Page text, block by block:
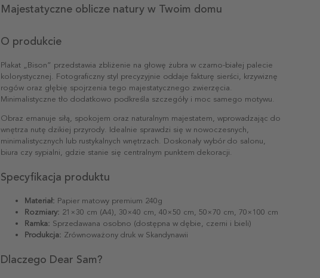
Majestatyczne oblicze natury w Twoim domu
O produkcie
Plakat „Bison” przedstawia zbliżenie na głowę żubra w czarno-białej palecie
kolorystycznej. Fotograficzny styl precyzyjnie oddaje fakturę sierści, krzywiznę
rogów oraz głębię spojrzenia tego majestatycznego zwierzęcia.
Minimalistyczne tło dodatkowo podkreśla szczegóły i moc samego motywu.
Obraz emanuje siłą, spokojem oraz naturalnym majestatem, wprowadzając do
wnętrza nutę dzikiej przyrody. Idealnie sprawdzi się w nowoczesnych,
minimalistycznych lub rustykalnych wnętrzach. Doskonały wybór do salonu,
biura czy sypialni, gdzie stanie się centralnym punktem dekoracji.
Specyfikacja produktu
Materiał: Papier matowy premium 240g
Rozmiary: 21×30 cm (A4), 30×40 cm, 40×50 cm, 50×70 cm, 70×100 cm
Ramka: Sprzedawana osobno (dostępna w dębie, czerni i bieli)
Produkcja: Zrównoważony druk w Skandynawii
Dlaczego Dear Sam?